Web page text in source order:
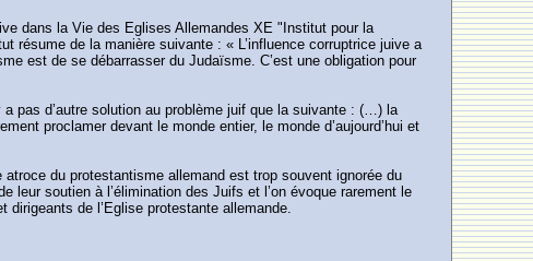
dans la Vie des Eglises Allemandes XE "Institut pour la
résume de la manière suivante : « L’influence corruptrice juive a
est de se débarrasser du Judaïsme. C’est une obligation pour
pas d’autre solution au problème juif que la suivante : (…) la
proclamer devant le monde entier, le monde d’aujourd’hui et
du protestantisme allemand est trop souvent ignorée du
soutien à l’élimination des Juifs et l’on évoque rarement le
de l’Eglise protestante allemande.